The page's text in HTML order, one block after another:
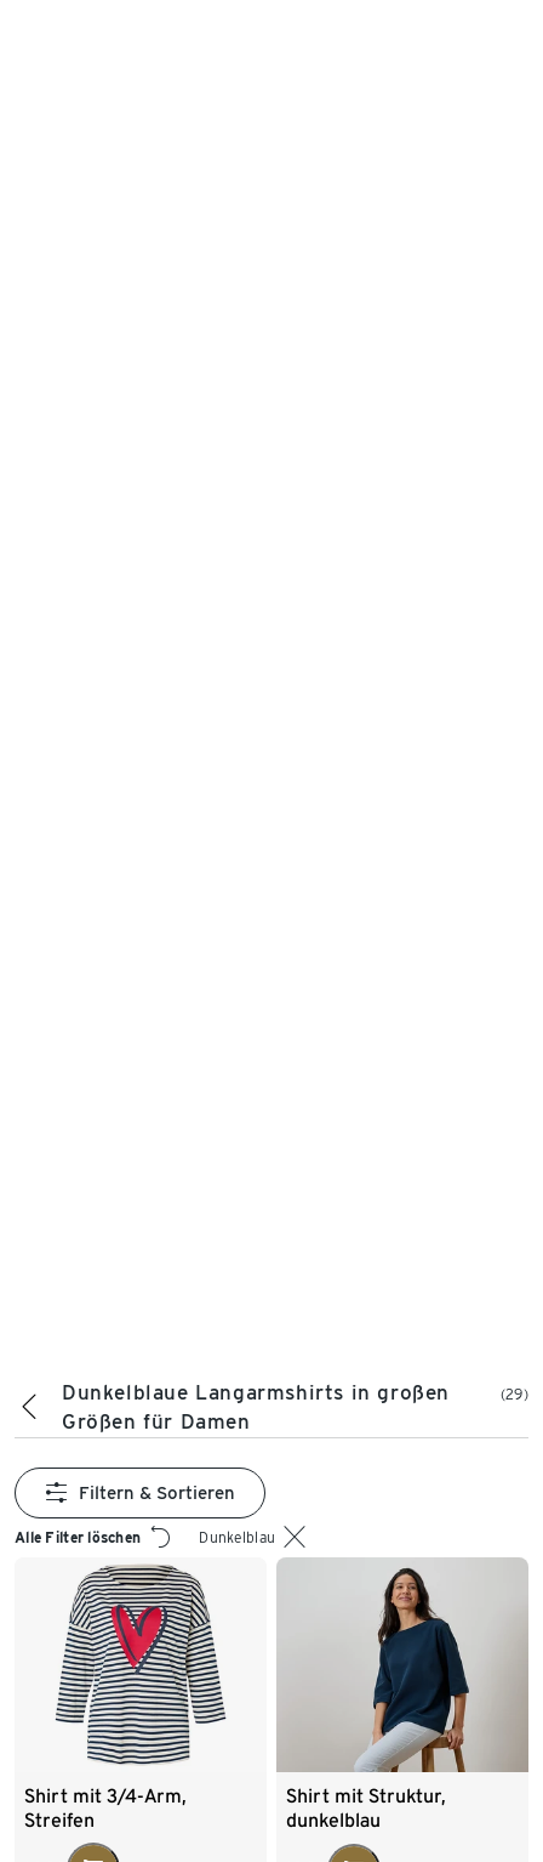
Dunkelblaue Langarmshirts in großen
Größen für Damen
(29)
Alle Filter löschen Dunkelblau
Filtern & Sortieren
Shirt mit 3/4-Arm,
Streifen
Shirt mit Struktur,
dunkelblau